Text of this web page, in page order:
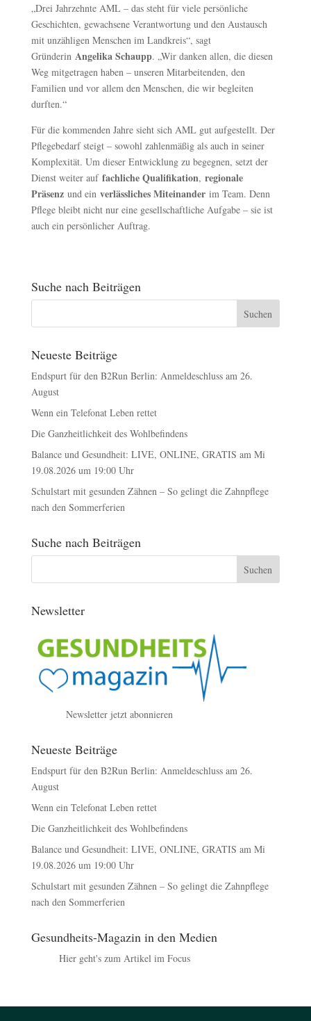
„Drei Jahrzehnte AML – das steht für viele persönliche
Geschichten, gewachsene Verantwortung und den Austausch
mit unzähligen Menschen im Landkreis“, sagt
Gründerin Angelika Schaupp. „Wir danken allen, die diesen
Weg mitgetragen haben – unseren Mitarbeitenden, den
Familien und vor allem den Menschen, die wir begleiten
durften.“
Für die kommenden Jahre sieht sich AML gut aufgestellt. Der
Pflegebedarf steigt – sowohl zahlenmäßig als auch in seiner
Komplexität. Um dieser Entwicklung zu begegnen, setzt der
Dienst weiter auf fachliche Qualifikation, regionale
Präsenzund ein verlässliches Miteinanderim Team. Denn
Pflege bleibt nicht nur eine gesellschaftliche Aufgabe – sie ist
auch ein persönlicher Auftrag.
Suche nach Beiträgen
Neueste Beiträge
Endspurt für den B2Run Berlin: Anmeldeschluss am 26.
August
Wenn ein Telefonat Leben rettet
Die Ganzheitlichkeit des Wohlbefindens
Balance und Gesundheit: LIVE, ONLINE, GRATIS am Mi
19.08.2026 um 19:00 Uhr
Schulstart mit gesunden Zähnen – So gelingt die Zahnpflege
nach den Sommerferien
Suche nach Beiträgen
Newsletter
Newsletter jetzt abonnieren
Neueste Beiträge
Endspurt für den B2Run Berlin: Anmeldeschluss am 26.
August
Wenn ein Telefonat Leben rettet
Die Ganzheitlichkeit des Wohlbefindens
Balance und Gesundheit: LIVE, ONLINE, GRATIS am Mi
19.08.2026 um 19:00 Uhr
Schulstart mit gesunden Zähnen – So gelingt die Zahnpflege
nach den Sommerferien
Gesundheits-Magazin in den Medien
Hier geht's zum Artikel im Focus